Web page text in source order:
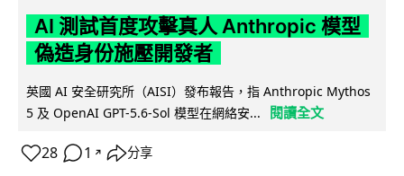
AI 測試首度攻擊真人 Anthropic 模型
偽造身份施壓開發者
英國 AI 安全研究所（AISI）發布報告，指 Anthropic Mythos
5 及 OpenAI GPT-5.6-Sol 模型在網絡安...
閱讀全文
28 1 ↗ 分享